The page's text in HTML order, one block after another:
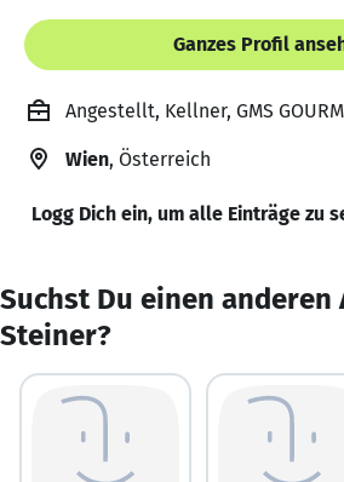
Ganzes Profil
Angestellt, Kellner, GMS
Wien, Österreich
Logg Dich ein, um alle Einträge zu
Suchst Du einen anderen
Steiner?